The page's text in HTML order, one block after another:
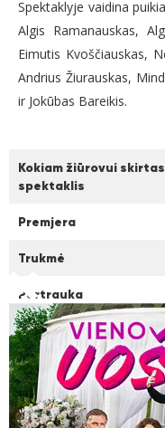
Spektaklyje vaidina
Algis Ramanauskas,
Eimutis Kvoščiauskas,
Andrius Žiurauskas,
ir Jokūbas Bareikis.
Kokiam žiūrovui skirtas
spektaklis
Premjera
Trukmė
Pertrauka
Rekomenduojamas
Ar spektaklyje rūkoma
Ar vaikai įleidžiami